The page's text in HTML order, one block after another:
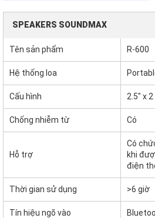
SPEAKERS SOUNDMAX
Tên sản phẩm R-600
Hệ thống loa
Cấu hình 2.5" x 2
Chống nhiễm từ Có
Hỗ trợ
Có
khi
điện
Thời gian sử dụng >6 giờ
Tín hiệu ngõ vào